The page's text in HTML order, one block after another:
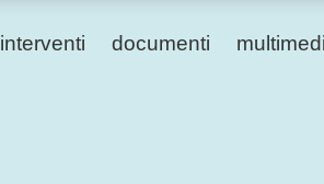
interventi documenti